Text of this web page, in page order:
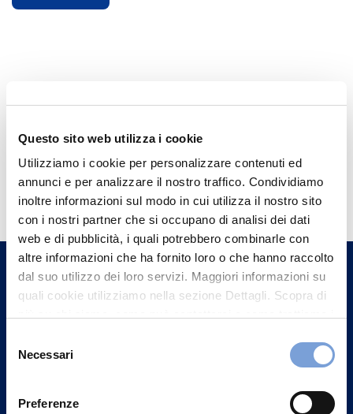
Questo sito web utilizza i cookie
Utilizziamo i cookie per personalizzare contenuti ed
annunci e per analizzare il nostro traffico. Condividiamo
inoltre informazioni sul modo in cui utilizza il nostro sito
con i nostri partner che si occupano di analisi dei dati
web e di pubblicità, i quali potrebbero combinarle con
altre informazioni che ha fornito loro o che hanno raccolto
dal suo utilizzo dei loro servizi. Maggiori informazioni su
quali cookie utilizziamo nella sezione Dettagli. Scopra di
può trovare nel footer del sito nella sezione "Informativa
delNecessari
Preferenze
Hai bisogno di
informazioni?
Trova l'Agenzia più vicina a te e parla con
un nostro Agente.
Contattaci